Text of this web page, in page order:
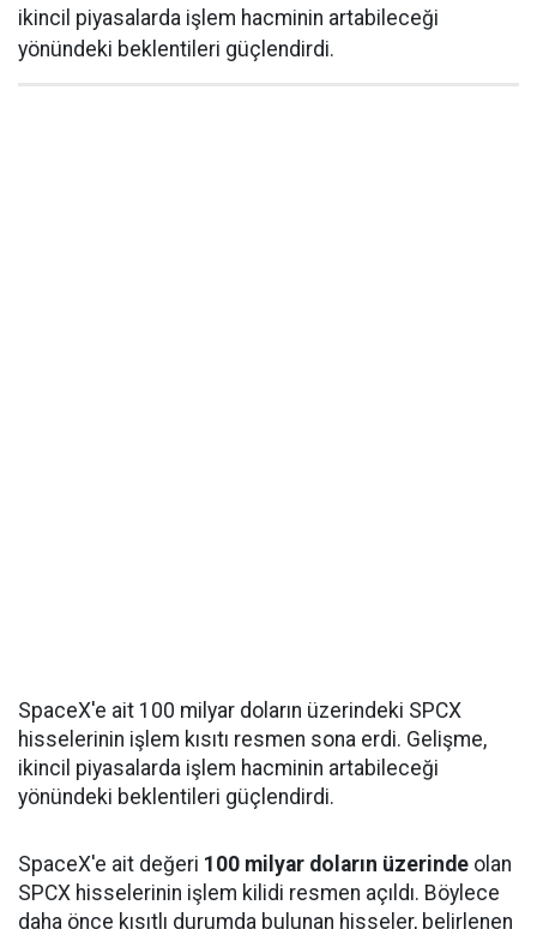
ikincil piyasalarda işlem hacminin artabileceği
yönündeki beklentileri güçlendirdi.
SpaceX'e ait 100 milyar doların üzerindeki SPCX
hisselerinin işlem kısıtı resmen sona erdi. Gelişme,
ikincil piyasalarda işlem hacminin artabileceği
yönündeki beklentileri güçlendirdi.
SpaceX'e ait değeri 100 milyar doların üzerinde olan
SPCX hisselerinin işlem kilidi resmen açıldı. Böylece
daha önce kısıtlı durumda bulunan hisseler, belirlenen